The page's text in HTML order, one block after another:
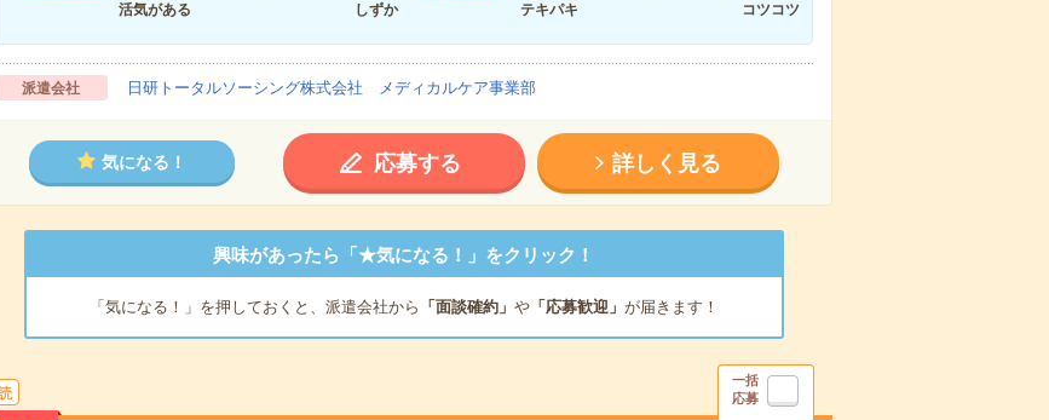
活気がある
しずか
テキパキ
コツコツ
派遣会社 日研トータルソーシング株式会社 メディカルケア事業部
気になる！ 応募する 詳しく見る
興味があったら「★気になる！」をクリック！
「気になる！」を押しておくと、派遣会社から 「面談確約」 や「応募歓迎」 が届きます！
一括
応募